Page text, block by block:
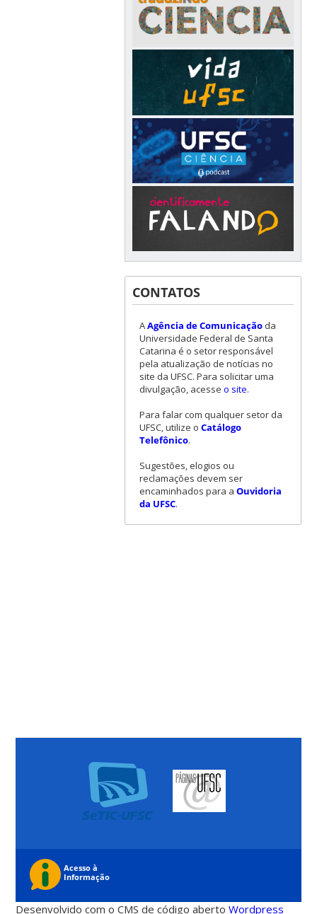
CONTATOS
AAgência de Comunicaçãoda
Universidade Federal de Santa
Catarina é o setor responsável
pela atualização de notícias no
site da UFSC. Para solicitar uma
divulgação, acesse o site.
Para falar com qualquer setor da
UFSC, utilize o Catálogo
Telefônico.
Sugestões, elogios ou
reclamações devem ser
encaminhados para a Ouvidoria
da UFSC.
Desenvolvido com o CMS de código abertoWordpress